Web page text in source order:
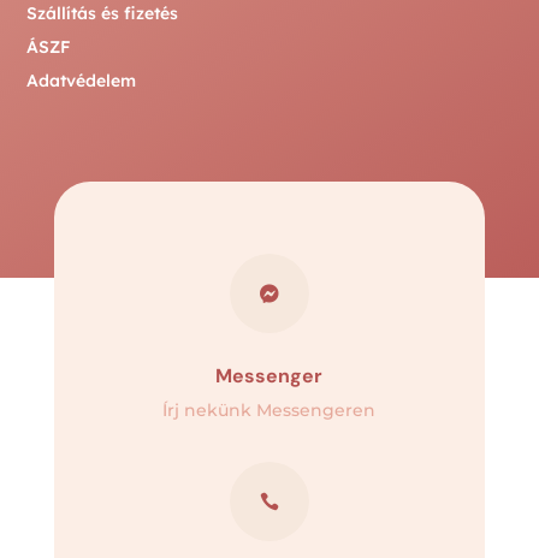
Szállítás és fizetés
ÁSZF
Adatvédelem

Messenger
Írj nekünk Messengeren
